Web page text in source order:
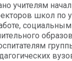
учителям
школ по